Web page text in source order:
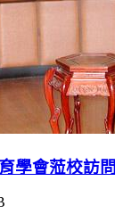
學會蒞校訪問